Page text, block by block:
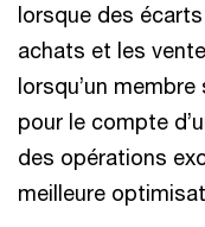
lorsque des
achats et les
lorsqu’un
pour le compte
des opérations
meilleure